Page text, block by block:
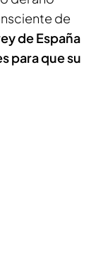
de
de España
para que su